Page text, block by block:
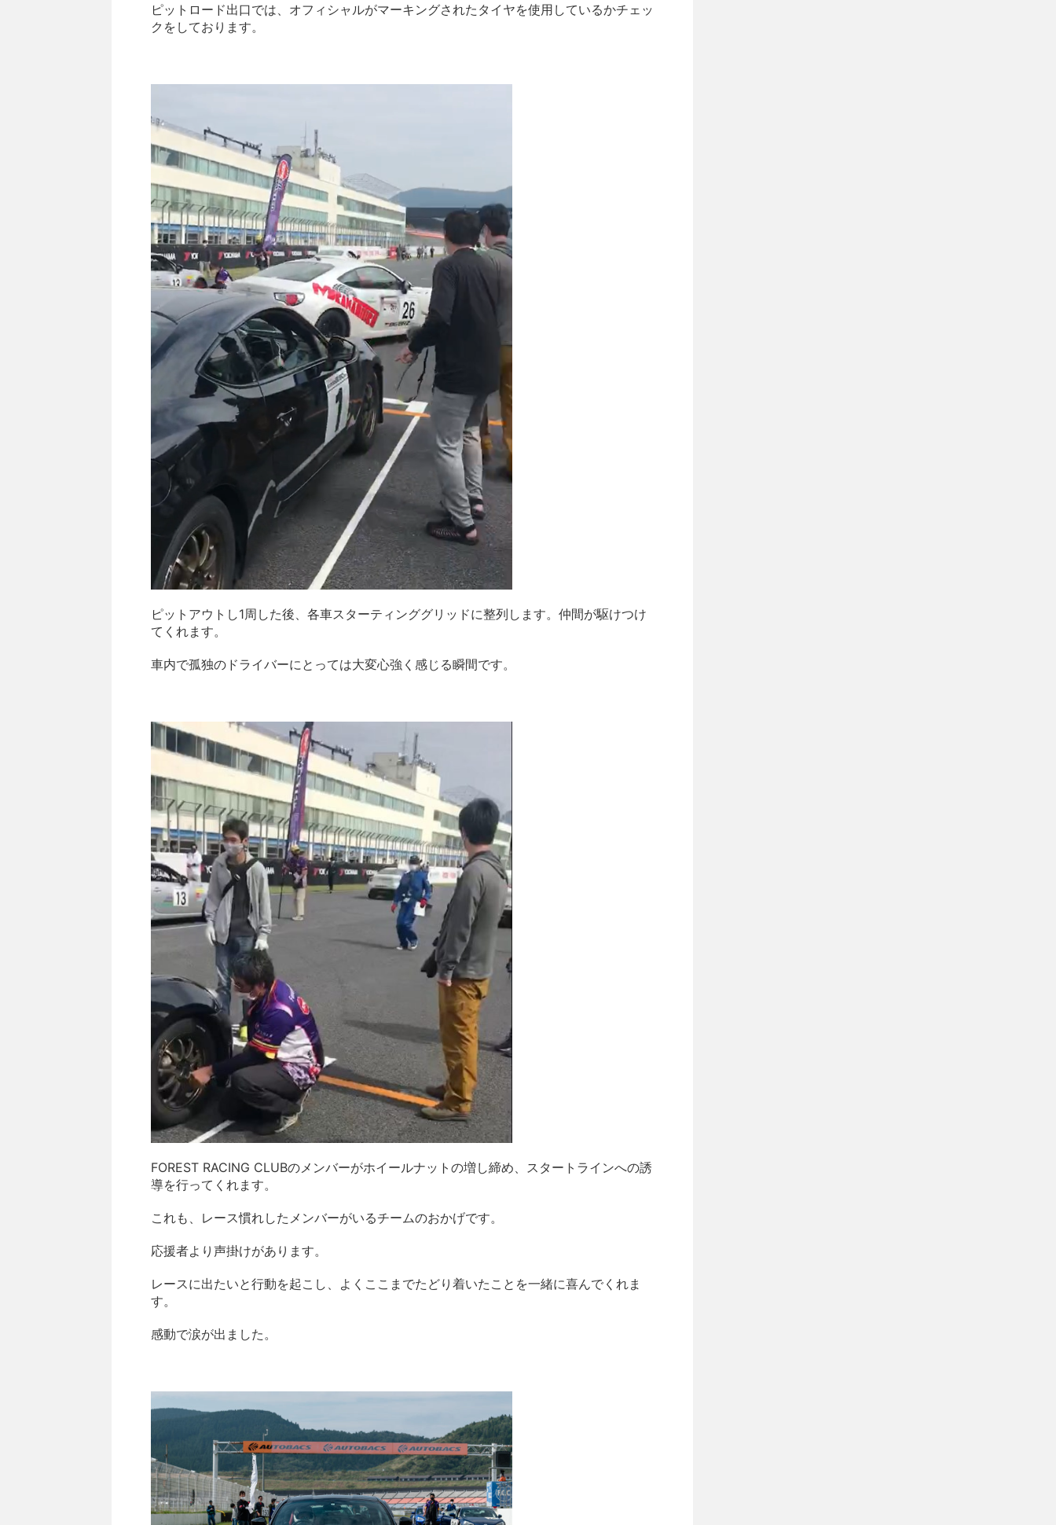
ピットロード出口では、オフィシャルがマーキングされたタイヤを使用しているかチェッ
クをしております。
ピットアウトし1周した後、各車スターティンググリッドに整列します。仲間が駆けつけ
てくれます。
車内で孤独のドライバーにとっては大変心強く感じる瞬間です。
FOREST RACING CLUBのメンバーがホイールナットの増し締め、スタートラインへの誘
導を行ってくれます。
これも、レース慣れしたメンバーがいるチームのおかげです。
応援者より声掛けがあります。
レースに出たいと行動を起こし、よくここまでたどり着いたことを一緒に喜んでくれま
す。
感動で涙が出ました。